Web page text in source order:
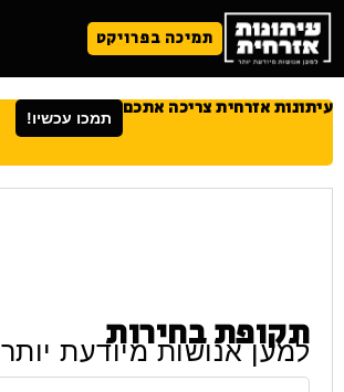
תמיכה בפרויקט
עיתונות אזרחית צריכה אתכם תמכו עכשיו!
תקופת בחירות
למען אנושות מיודעת יותר